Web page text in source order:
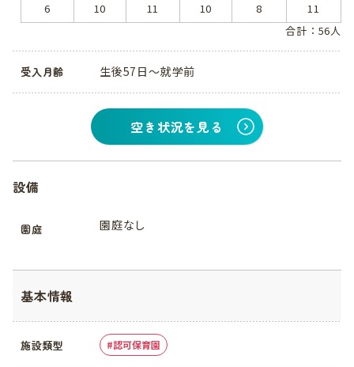
6
10 11 10 8
11
合計：56人
受入月齢 生後57日～就学前
空き状況を見る
設備
園庭 園庭なし
基本情報
施設類型 認可保育園